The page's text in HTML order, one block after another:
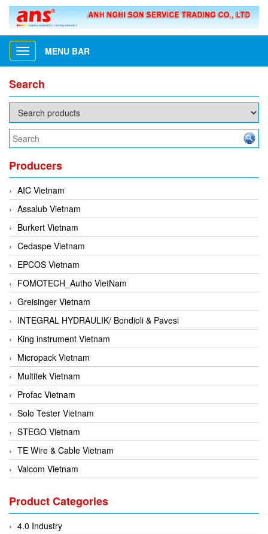
Toggle
navigation
MENU BAR
Search
Producers
AIC Vietnam
Assalub Vietnam
Burkert Vietnam
Cedaspe Vietnam
EPCOS Vietnam
FOMOTECH_Autho VietNam
Greisinger Vietnam
INTEGRAL HYDRAULIK/ Bondioli & Pavesi
King instrument Vietnam
Micropack Vietnam
Multitek Vietnam
Profac Vietnam
Solo Tester Vietnam
STEGO Vietnam
TE Wire & Cable Vietnam
Valcom Vietnam
3CTEST Vietnam
4B VietNam Vietnam
Product Categories
4.0 Industry